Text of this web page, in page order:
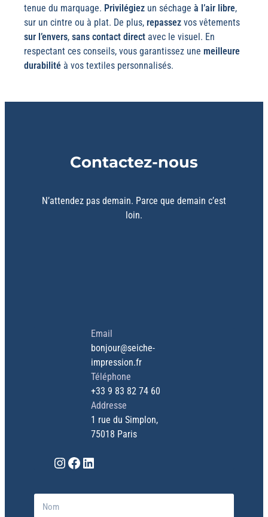
tenue du marquage. Privilégiez un séchage à l’air libre,
sur un cintre ou à plat. De plus, repassez vos vêtements
sur l’envers, sans contact direct avec le visuel. En
respectant ces conseils, vous garantissez une meilleure
durabilité à vos textiles personnalisés.
Contactez-nous
N’attendez pas demain. Parce que demain c’est
loin.
Email
bonjour@seiche-
impression.fr
Téléphone
+33 9 83 82 74 60
Addresse
1 rue du Simplon,
75018 Paris
Instagram Facebook LinkedIn
N